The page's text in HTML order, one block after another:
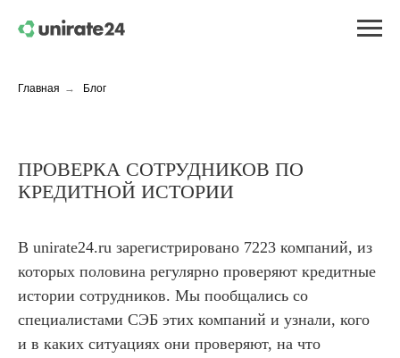
Главная → Блог
ПРОВЕРКА СОТРУДНИКОВ ПО
КРЕДИТНОЙ ИСТОРИИ
В unirate24.ru зарегистрировано 7223 компаний, из
которых половина регулярно проверяют кредитные
истории сотрудников. Мы пообщались со
специалистами СЭБ этих компаний и узнали, кого
и в каких ситуациях они проверяют, на что